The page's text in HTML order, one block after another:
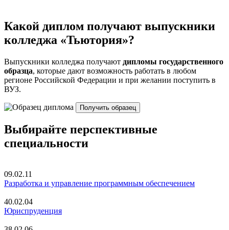
Какой диплом получают выпускники
колледжа «Тьютория»?
Выпускники колледжа получают дипломы государственного
образца, которые дают возможность работать в любом
регионе Российской Федерации и при желании поступить в
ВУЗ.
Получить образец
Выбирайте перспективные
специальности
09.02.11
Разработка и управление программным обеспечением
40.02.04
Юриспруденция